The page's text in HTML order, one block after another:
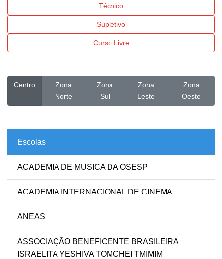
Técnico
Supletivo
Curso Livre
Centro
Zona
Norte
Zona
Sul
Zona
Leste
Zona
Oeste
Escolas
ACADEMIA DE MUSICA DA OSESP
ACADEMIA INTERNACIONAL DE CINEMA
ANEAS
ASSOCIAÇÃO BENEFICENTE BRASILEIRA
ISRAELITA YESHIVA TOMCHEI TMIMIM